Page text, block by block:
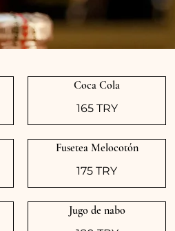
Coca Cola
165 TRY
Fusetea Melocotón
175 TRY
Jugo de nabo